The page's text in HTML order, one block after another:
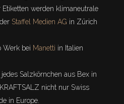
werden klimaneutrale
Staffel Medien AG in Zürich
Werk bei Manetti in Italien
Salzkörnchen aus Bex in
nicht nur Swiss
in Europe.